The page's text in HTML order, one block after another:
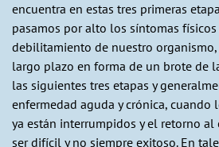
encuentra en estas tres primeras
pasamos por alto los síntomas
debilitamiento de nuestro
largo plazo en forma de un brote de
las siguientes tres etapas y
enfermedad aguda y crónica, cuando
ya están interrumpidos y el retorno
ser difícil y no siempre exitoso. En